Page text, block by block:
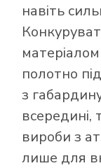
навіть
полотно
з
всередині,
вироби з
лише для